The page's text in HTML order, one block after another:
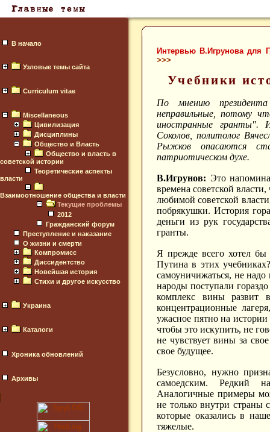
В начало
Узловые темы сайта
Curriculum vitae
Miscellaneous
Цивилизация
Дисциплины
Общество и Власть
Общество и власть в
советской истории
Теоретические аспекты
власти
Взаимоотношение общества и власти
Текущие проблемы
2012
Гражданский форум
Преступление и наказание
О жизни и смерти
Компромисс
Диссидентство
Новейшая история
Стихи и другое искусство
Украина
Каталоги
Хроника обновлений
Архивы
Интервью В.Игрунова для
>>>
Учебники
По мнению
неправильные, потому
иностранные гранты".
Соколов, политолог
Рыжков опасаются
патриотическом духе.
В.Игрунов: Это
времена советской
любимой советской
побрякушки. История
деньги из рук
гранты.
Я прежде всего хотел бы
Путина в этих
самоуничижаться, не
народы поступали
комплекс вины развит
концентрационные
ужасное пятно на
чтобы это искупить, не
не чувствует вины за
свое будущее.
Безусловно, нужно
самоедским. Редкий
Аналогичные примеры
не только внутри страны
которые оказались в
тяжелые.